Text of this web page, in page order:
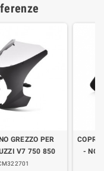
GREZZO PER
V7 750 850
-